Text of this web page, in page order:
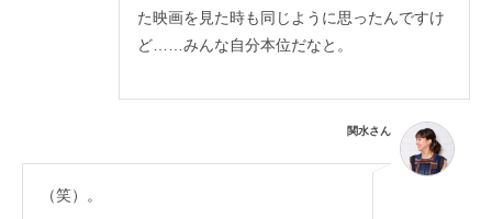
た映画を見た時も同じように思ったんですけ
ど……みんな自分本位だなと。
関水さん
（笑）。